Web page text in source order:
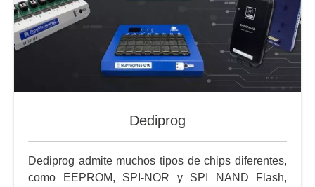
Dediprog
Dediprog admite muchos tipos de chips diferentes,
como EEPROM, SPI-NOR y SPI NAND Flash,